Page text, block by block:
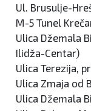
Ul. Brusulje-
M-5 Tunel
Ulica Džemala
Ilidža-Centar)
Ulica Terezija,
Ulica Zmaja od
Ulica Džemala